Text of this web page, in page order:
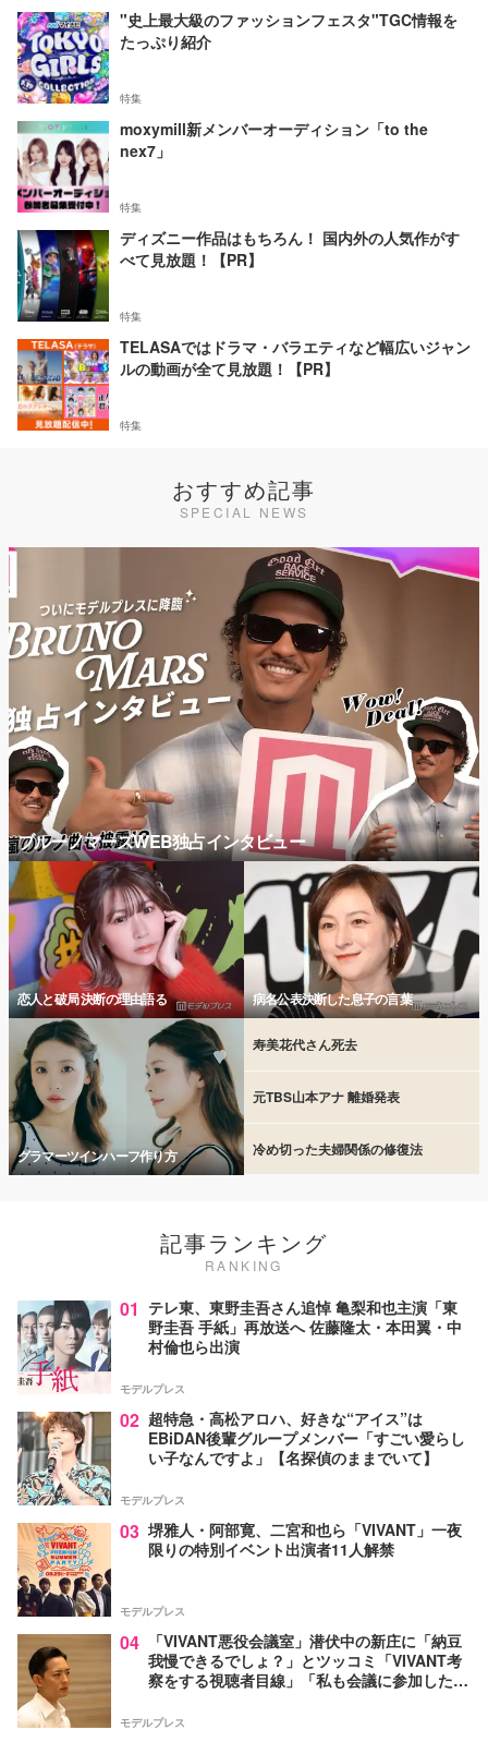
"史上最大級のファッションフェスタ"TGC情報を
たっぷり紹介
特集
moxymill新メンバーオーディション「to the
nex7」
特集
ディズニー作品はもちろん！ 国内外の人気作がす
べて見放題！【PR】
特集
TELASAではドラマ・バラエティなど幅広いジャン
ルの動画が全て見放題！【PR】
特集
おすすめ記事
SPECIAL NEWS
ブルーノマーズWEB独占インタビュー
恋人と破局 決断の理由語る 病名公表決断した息子の言葉
グラマーツインハーフ作り方
寿美花代さん死去
元TBS山本アナ 離婚発表
冷め切った夫婦関係の修復法
記事ランキング
RANKING
01 テレ東、東野圭吾さん追悼 亀梨和也主演「東
野圭吾 手紙」再放送へ 佐藤隆太・本田翼・中
村倫也ら出演
モデルプレス
02 超特急・高松アロハ、好きな“アイス”は
EBiDAN後輩グループメンバー「すごい愛らし
い子なんですよ」【名探偵のままでいて】
モデルプレス
03 堺雅人・阿部寛、二宮和也ら「VIVANT」一夜
限りの特別イベント出演者11人解禁
モデルプレス
04
「VIVANT悪役会議室」潜伏中の新庄に「納豆
我慢できるでしょ？」とツッコミ「VIVANT考
察をする視聴者目線」「私も会議に参加した
モデルプレス